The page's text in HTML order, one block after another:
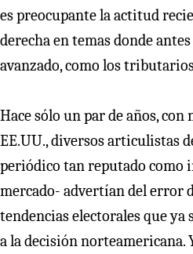
es preocupante la actitud
derecha en temas donde
avanzado, como los
Hace sólo un par de años,
EE.UU., diversos articulistas
periódico tan reputado como
mercado- advertían del error
tendencias electorales que ya
a la decisión norteamericana.